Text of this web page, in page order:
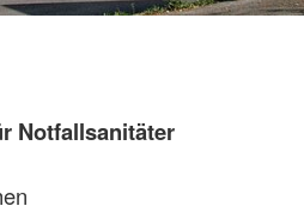
Notfallsanitäter